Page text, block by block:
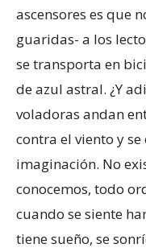
ascensores es que
guaridas- a los
se transporta en
de azul astral. ¿Y
voladoras andan
contra el viento y
imaginación. No
conocemos, todo
cuando se siente
tiene sueño, se